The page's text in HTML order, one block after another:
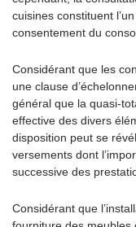
cuisines constituent
consentement du
Considérant que les
une clause
général que la quasi-
effective des divers
disposition peut se
versements dont
successive des
Considérant que